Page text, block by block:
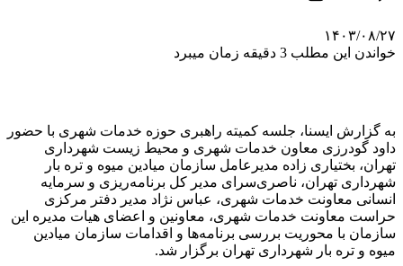
۱۴۰۳/۰۸/۲۷
خواندن این مطلب 3 دقیقه زمان میبرد
به گزارش ایسنا، جلسه کمیته راهبری حوزه خدمات شهری با حضور
داود گودرزی معاون خدمات شهری و محیط‌ زیست شهرداری
تهران، بختیاری زاده مدیرعامل سازمان میادین میوه و تره بار
شهرداری تهران، ناصری‌سرای مدیر کل برنامه‌ریزی و سرمایه
انسانی معاونت خدمات شهری، عباس نژاد مدیر دفتر مرکزی
حراست معاونت خدمات شهری، معاونین و اعضای هیات مدیره این
سازمان با محوریت بررسی برنامه‌ها و اقدامات سازمان میادین
میوه و تره بار شهرداری تهران برگزار شد.